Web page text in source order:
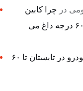
در چرا کابین
خودرو در تابستان تا ۶۰ درجه داغ می
چرا کابین خودرو در تابستان تا ۶۰